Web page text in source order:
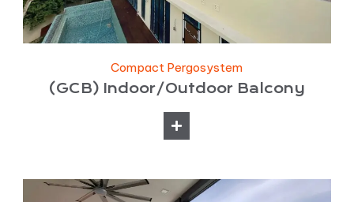
Compact Pergosystem
(GCB) Indoor/Outdoor Balcony